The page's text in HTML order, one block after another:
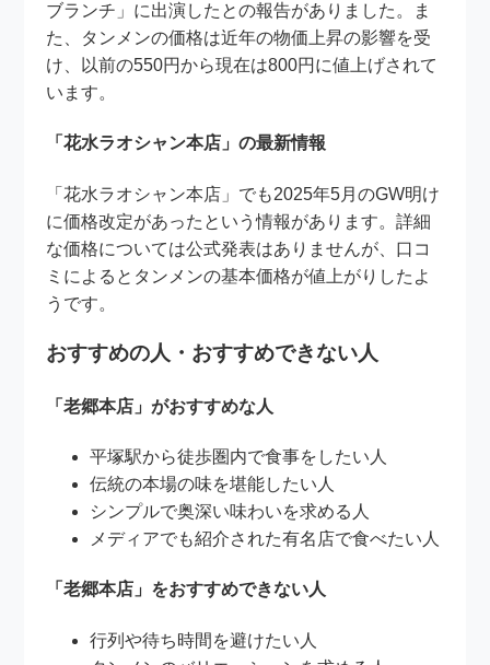
ブランチ」に出演したとの報告がありました。ま
た、タンメンの価格は近年の物価上昇の影響を受
け、以前の550円から現在は800円に値上げされて
います。
「花水ラオシャン本店」の最新情報
「花水ラオシャン本店」でも2025年5月のGW明け
に価格改定があったという情報があります。詳細
な価格については公式発表はありませんが、口コ
ミによるとタンメンの基本価格が値上がりしたよ
うです。
おすすめの人・おすすめできない人
「老郷本店」がおすすめな人
平塚駅から徒歩圏内で食事をしたい人
伝統の本場の味を堪能したい人
シンプルで奥深い味わいを求める人
メディアでも紹介された有名店で食べたい人
「老郷本店」をおすすめできない人
行列や待ち時間を避けたい人